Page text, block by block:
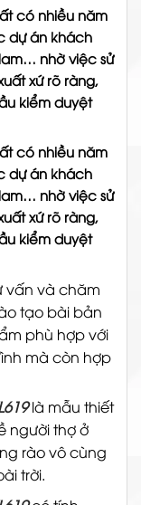
có nhiều năm
dự án khách
nhờ việc sử
xứ rõ ràng,
kiểm duyệt
có nhiều năm
dự án khách
nhờ việc sử
xứ rõ ràng,
kiểm duyệt
vấn và chăm
tạo bài bản
phù hợp với
mà còn hợp
là mẫu thiết
người thợ ở
rào vô cùng
trời.